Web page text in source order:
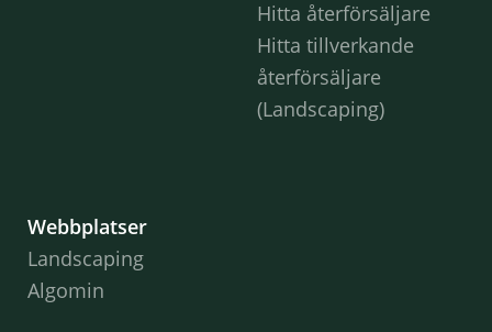
Hitta återförsäljare
Hitta tillverkande
återförsäljare
(Landscaping)
Webbplatser
Landscaping
Algomin